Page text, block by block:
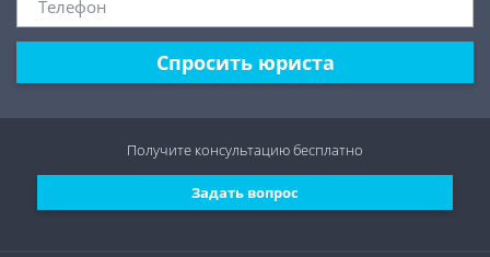
Спросить юриста
Задать вопрос
Получите консультациюбесплатно